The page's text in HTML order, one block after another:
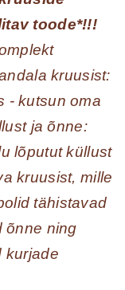
toode*!!!
kruusist:
- kutsun oma
ja õnne:
lõputut küllust
kruusist, mille
tähistavad
õnne ning
kurjade